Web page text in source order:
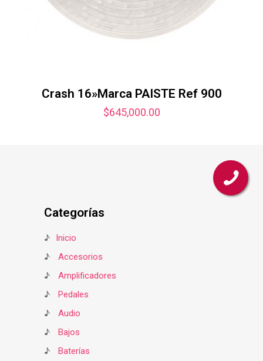
Crash 16»Marca PAISTE Ref 900
$645,000.00
Categorías
♪
Inicio
♪
Accesorios
♪
Amplificadores
♪
Pedales
♪
Audio
♪
Bajos
♪
Baterías